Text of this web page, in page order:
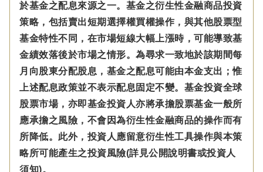
於基金之配息來源之一。基金之衍生性金融商品投資
策略，包括賣出短期選擇權買權操作，與其他股票型
基金特性不同，在市場短線大幅上漲時，可能導致基
金績效落後於市場之情形。為尋求一致地於該期間每
月向股東分配股息，基金之配息可能由本金支出；惟
上述配息政策並不表示配息固定不變。基金投資全球
股票市場，亦即基金投資人亦將承擔股票基金一般所
應承擔之風險，不會因為衍生性金融商品的操作而有
所降低。此外，投資人應留意衍生性工具操作與本策
略所可能產生之投資風險(詳見公開說明書或投資人
須知)。